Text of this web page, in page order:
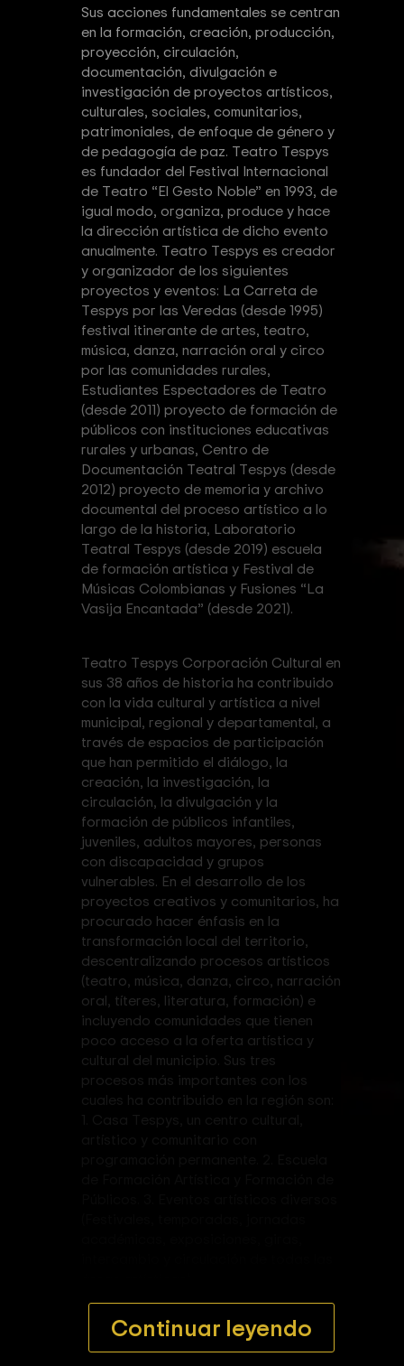
Sus acciones fundamentales se centran
en la formación, creación, producción,
proyección, circulación,
documentación, divulgación e
investigación de proyectos artísticos,
culturales, sociales, comunitarios,
patrimoniales, de enfoque de género y
de pedagogía de paz. Teatro Tespys
es fundador del Festival Internacional
de Teatro “El Gesto Noble” en 1993, de
igual modo, organiza, produce y hace
la dirección artística de dicho evento
anualmente. Teatro Tespys es creador
y organizador de los siguientes
proyectos y eventos: La Carreta de
Tespys por las Veredas (desde 1995)
festival itinerante de artes, teatro,
música, danza, narración oral y circo
por las comunidades rurales,
Estudiantes Espectadores de Teatro
(desde 2011) proyecto de formación de
públicos con instituciones educativas
rurales y urbanas, Centro de
Documentación Teatral Tespys (desde
2012) proyecto de memoria y archivo
documental del proceso artístico a lo
largo de la historia, Laboratorio
Teatral Tespys (desde 2019) escuela
de formación artística y Festival de
Músicas Colombianas y Fusiones “La
Vasija Encantada” (desde 2021).
Teatro Tespys Corporación Cultural en
sus 38 años de historia ha contribuido
con la vida cultural y artística a nivel
municipal, regional y departamental, a
través de espacios de participación
que han permitido el diálogo, la
creación, la investigación, la
circulación, la divulgación y la
formación de públicos infantiles,
juveniles, adultos mayores, personas
con discapacidad y grupos
vulnerables. En el desarrollo de los
proyectos creativos y comunitarios, ha
procurado hacer énfasis en la
transformación local del territorio,
descentralizando procesos artísticos
(teatro, música, danza, circo, narración
oral, títeres, literatura, formación) e
incluyendo comunidades que tienen
poco acceso a la oferta artística y
cultural del municipio. Sus tres
procesos más importantes con los
Continuar leyendo